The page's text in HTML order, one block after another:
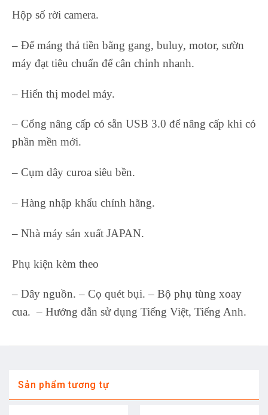
Hộp số rời camera.
– Đế máng thả tiền bằng gang, buluy, motor, sườn
máy đạt tiêu chuẩn để cân chỉnh nhanh.
– Hiển thị model máy.
– Cổng nâng cấp có sẵn USB 3.0 để nâng cấp khi có
phần mền mới.
– Cụm dây curoa siêu bền.
– Hàng nhập khẩu chính hãng.
– Nhà máy sản xuất JAPAN.
Phụ kiện kèm theo
– Dây nguồn. – Cọ quét bụi. – Bộ phụ tùng xoay
cua. – Hướng dẫn sử dụng Tiếng Việt, Tiếng Anh.
Sản phẩm tương tự